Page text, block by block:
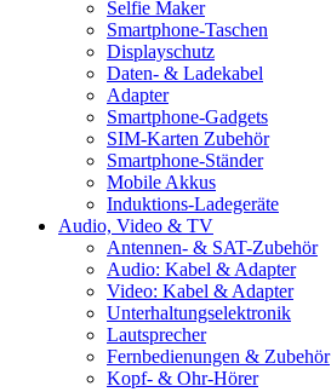
Selfie Maker
Smartphone-Taschen
Displayschutz
Daten- & Ladekabel
Adapter
Smartphone-Gadgets
SIM-Karten Zubehör
Smartphone-Ständer
Mobile Akkus
Induktions-Ladegeräte
Audio, Video & TV
Antennen- & SAT-Zubehör
Audio: Kabel & Adapter
Video: Kabel & Adapter
Unterhaltungselektronik
Lautsprecher
Fernbedienungen & Zubehör
Kopf- & Ohr-Hörer